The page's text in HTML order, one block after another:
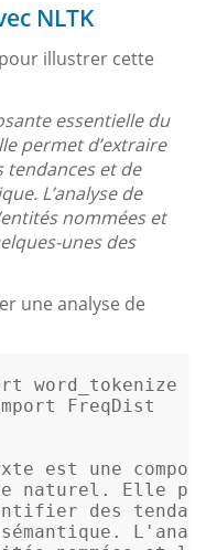
NLTK
illustrer cette
essentielle du
permet d’extraire
tendances et de
L’analyse de
nommées et
unes des
une analyse de
word_tokenize
FreqDist
est une
naturel. Elle
des
sémantique.